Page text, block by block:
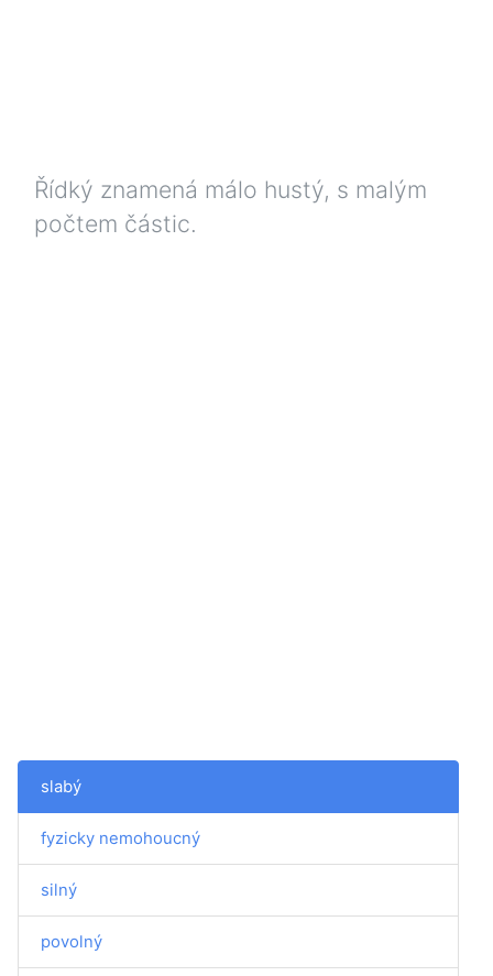
Řídký znamená málo hustý, s malým
počtem částic.
slabý
fyzicky nemohoucný
silný
povolný